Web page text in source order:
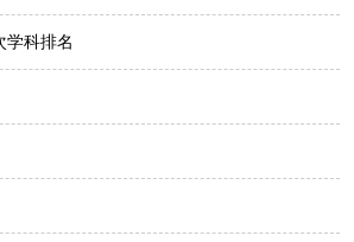
学科排名